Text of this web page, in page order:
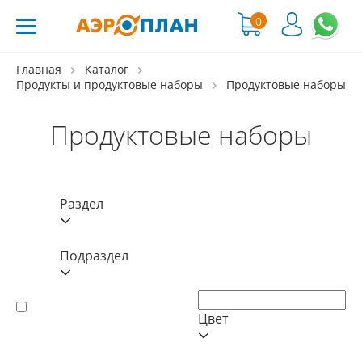
0
Главная
Каталог
Продукты и продуктовые наборы
Продуктовые наборы
Продуктовые наборы
Раздел
Подраздел
Цвет